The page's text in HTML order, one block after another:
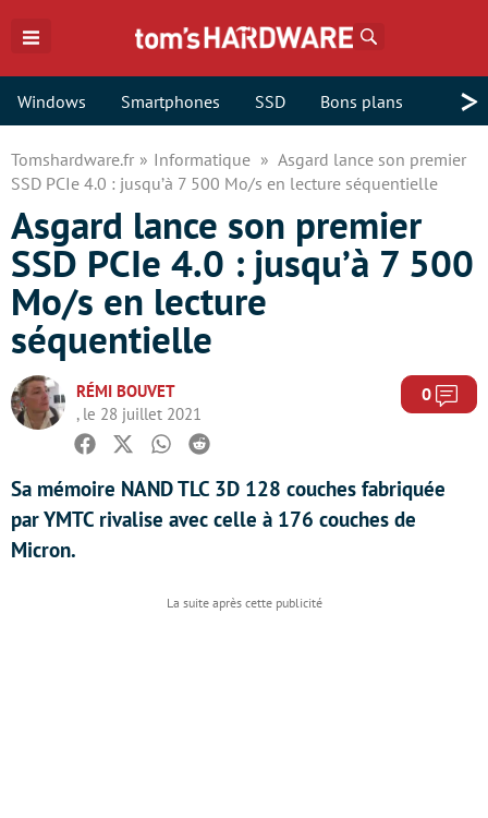
Windows Smartphones SSD Bons plans >
Tomshardware.fr Informatique
Asgard lance son premier
SSD PCIe 4.0 : jusqu’à 7 500 Mo/s en lecture séquentielle
Asgard lance son premier
SSD PCIe 4.0 : jusqu’à 7 500
Mo/s en lecture
séquentielle
RÉMI BOUVET
, le 28 juillet 2021
0
Facebook
TwitterWhatsapp
Reddit
Sa mémoire NAND TLC 3D 128 couches fabriquée
par YMTC rivalise avec celle à 176 couches de
Micron.